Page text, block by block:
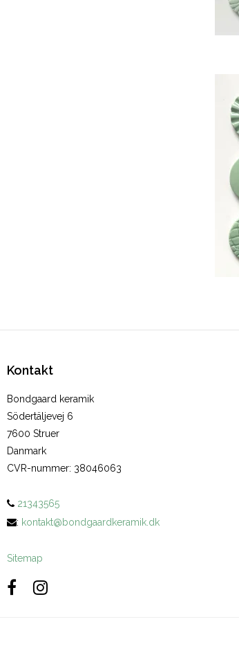
Kontakt
Bondgaard keramik
Södertäljevej 6
7600 Struer
Danmark
CVR-nummer: 38046063
21343565
: kontakt@bondgaardkeramik.dk
Sitemap